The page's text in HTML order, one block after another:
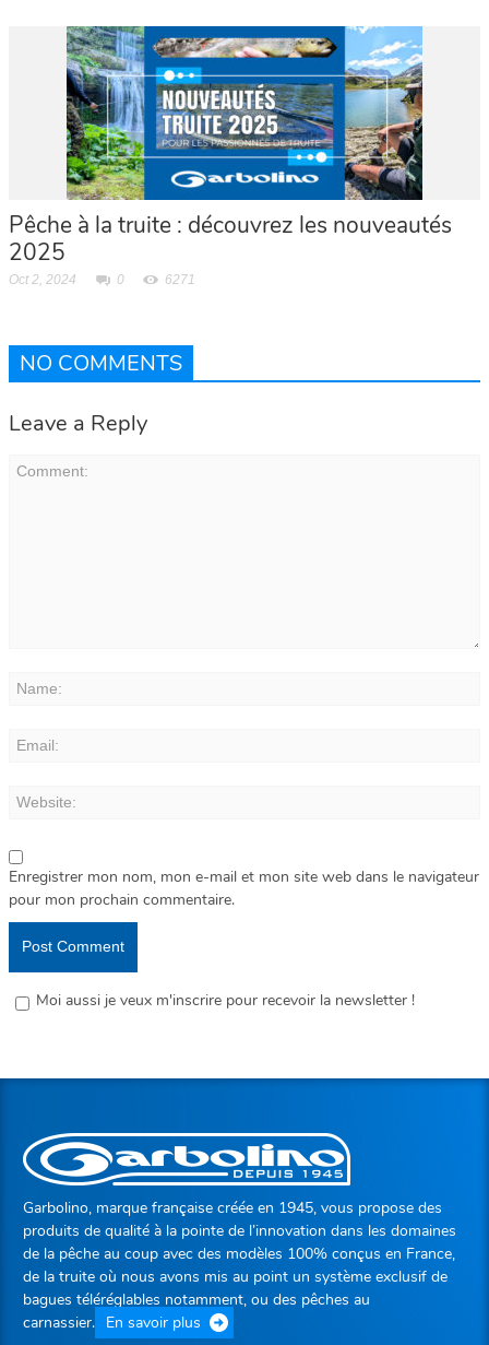
Pêche à la truite : découvrez les nouveautés
2025
Oct 2, 2024 0 6271
NO COMMENTS
Leave a Reply
Enregistrer mon nom, mon e-mail et mon site web dans le navigateur
pour mon prochain commentaire.
Moi aussi je veux m'inscrire pour recevoir la newsletter !
Garbolino, marque française créée en 1945, vous propose des
produits de qualité à la pointe de l’innovation dans les domaines
de la pêche au coup avec des modèles 100% conçus en France,
de la truite où nous avons mis au point un système exclusif de
bagues téléréglables notamment, ou des pêches au
carnassier. En savoir plus